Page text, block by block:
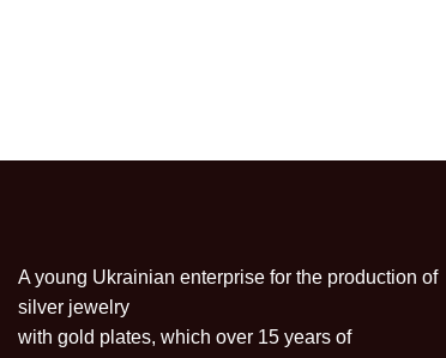
A young Ukrainian enterprise for the production of
silver jewelry
with gold plates, which over 15 years of